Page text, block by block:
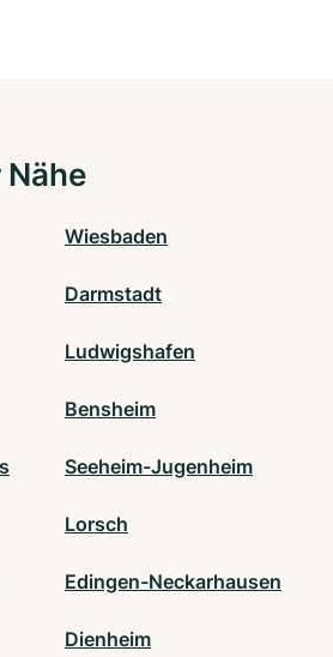
Wiesbaden
Darmstadt
Ludwigshafen
Bensheim
Seeheim-Jugenheim
Lorsch
Edingen-Neckarhausen
Dienheim